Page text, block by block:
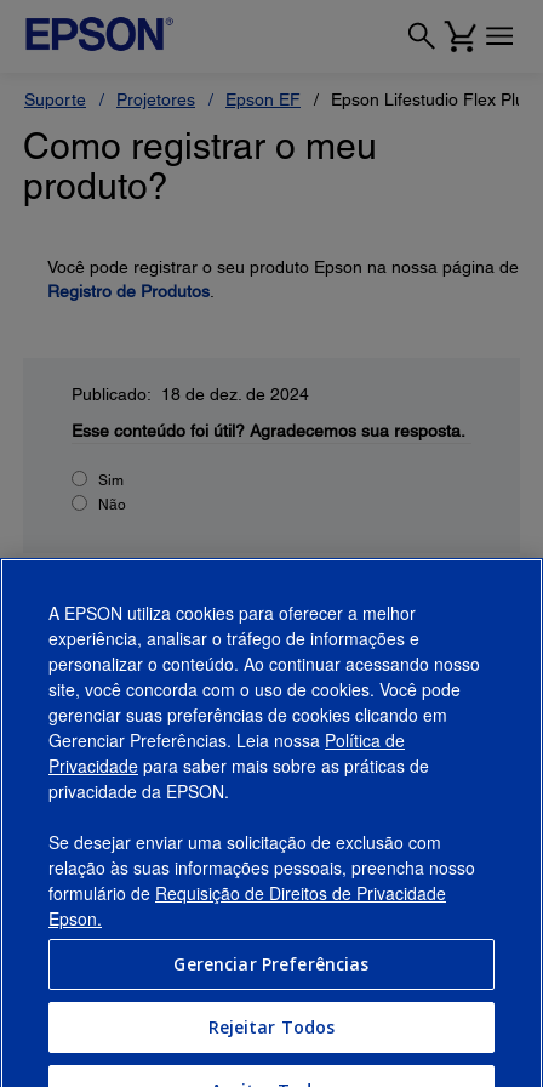
Suporte Projetores Epson EF Epson Lifestudio Flex Plus
Como registrar o meu
produto?
Você pode registrar o seu produto Epson na nossa página de
Registro de Produtos
Publicado: 18 de dez. de 2024
Esse conteúdo foi útil? Agradecemos sua resposta.
Sim
Não
Produtos
Suporte
Links Sugeridos
Empresa
Conecte-se com a Epson
Termos de Uso
A EPSON utiliza cookies para oferecer a melhor
experiência, analisar o tráfego de informações e
personalizar o conteúdo. Ao continuar acessando nosso
site, você concorda com o uso de cookies. Você pode
gerenciar suas preferências de cookies clicando em
Gerenciar Preferências. Leia nossa Política de
Privacidade para saber mais sobre as práticas de
privacidade da EPSON.
Se desejar enviar uma solicitação de exclusão com
relação às suas informações pessoais, preencha nosso
formulário de Requisição de Direitos de Privacidade
Epson.
Gerenciar Preferências
Rejeitar Todos